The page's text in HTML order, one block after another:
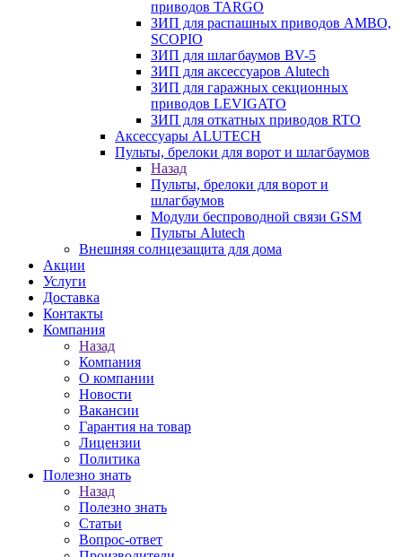
приводов TARGO
ЗИП для распашных приводов AMBO,
SCOPIO
ЗИП для шлагбаумов BV-5
ЗИП для аксессуаров Alutech
ЗИП для гаражных секционных
приводов LEVIGATO
ЗИП для откатных приводов RTO
Аксессуары ALUTECH
Пульты, брелоки для ворот и шлагбаумов
Назад
Пульты, брелоки для ворот и
шлагбаумов
Модули беспроводной связи GSM
Пульты Alutech
Внешняя солнцезащита для дома
Акции
Услуги
Доставка
Контакты
Компания
Назад
Компания
О компании
Новости
Вакансии
Гарантия на товар
Лицензии
Политика
Полезно знать
Назад
Полезно знать
Статьи
Вопрос-ответ